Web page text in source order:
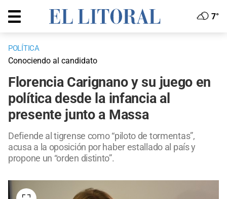
7°
POLÍTICA
Conociendo al candidato
Florencia Carignano y su juego en
política desde la infancia al
presente junto a Massa
Defiende al tigrense como “piloto de tormentas”,
acusa a la oposición por haber estallado al país y
propone un “orden distinto”.